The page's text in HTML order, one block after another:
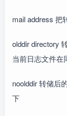
mail address 把
olddir directory
当前日志文件在
noolddir 转储后
下